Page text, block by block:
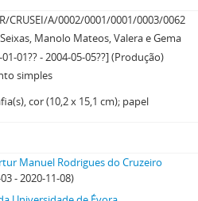
CRUSEI/A/0002/0001/0001/0003/0062
Manolo Mateos, Valera e Gema
01?? - 2004-05-05??] (Produção)
simples
cor (10,2 x 15,1 cm); papel
Manuel Rodrigues do Cruzeiro
- 2020-11-08)